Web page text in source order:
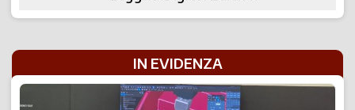
IN EVIDENZA